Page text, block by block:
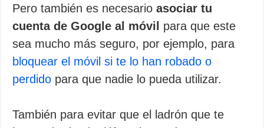
Pero también es necesario asociar tu
cuenta de Google al móvil
para que este
sea mucho más seguro, por ejemplo, para
bloquear el móvil si te lo han robado o
perdido para que nadie lo pueda utilizar.
También para evitar que el ladrón que te